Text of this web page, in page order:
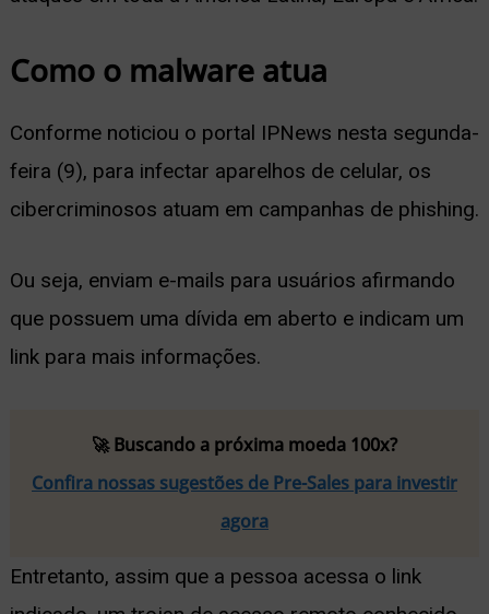
Como o malware atua
Conforme noticiou o portal IPNews nesta segunda-
feira (9), para infectar aparelhos de celular, os
cibercriminosos atuam em campanhas de phishing.
Ou seja, enviam e-mails para usuários afirmando
que possuem uma dívida em aberto e indicam um
link para mais informações.
🚀 Buscando a próxima moeda 100x?
Confira nossas sugestões de Pre-Sales para investir
agora
Entretanto, assim que a pessoa acessa o link